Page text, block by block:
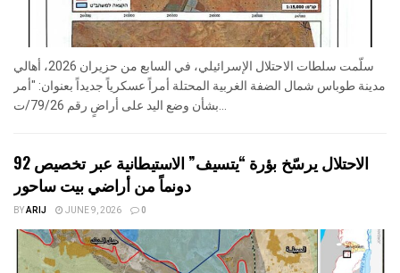
سلّمت سلطات الاحتلال الإسرائيلي، في السابع من حزيران 2026، أهالي
مدينة طوباس شمال الضفة الغربية المحتلة أمراً عسكرياً جديداً بعنوان: "أمر
الاحتلال يرسّخ بؤرة “يتسيف” الاستيطانية عبر تخصيص 92
دونماً من أراضي بيت ساحور
BYARIJ JUNE 9, 2026 0